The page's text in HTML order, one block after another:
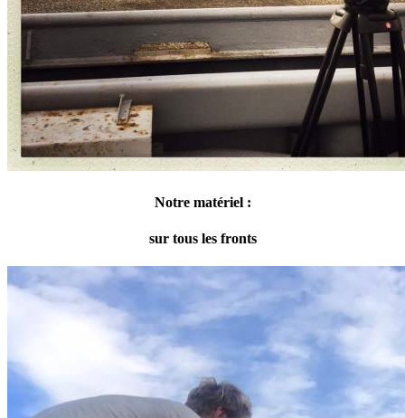
Notre matériel :
sur tous les fronts